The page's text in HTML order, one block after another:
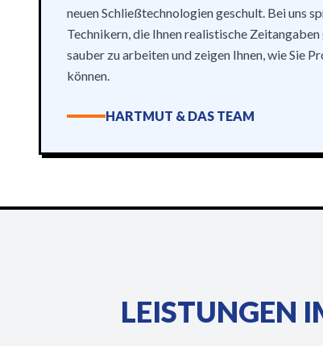
neuen Schließtechnologien geschult. Bei uns
Technikern, die Ihnen realistische
sauber zu arbeiten und zeigen Ihnen, wie Sie
können.
HARTMUT & DAS TEAM
LEISTUNGEN